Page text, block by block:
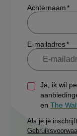
Achternaam
E-mailadres
Ja, ik wil
enThe
Als je je